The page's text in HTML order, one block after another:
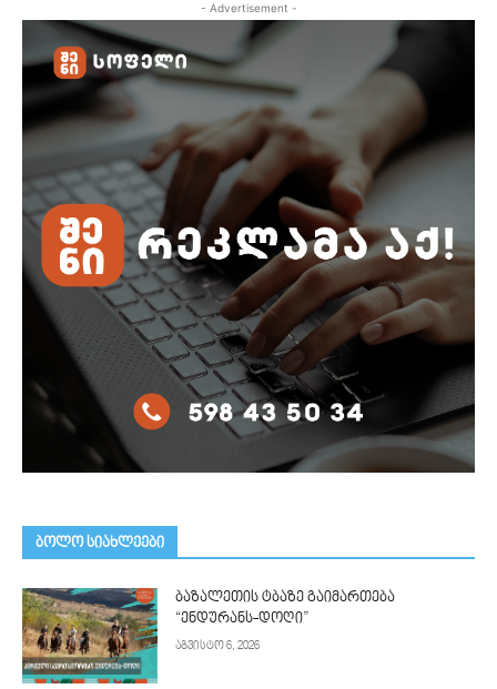
- Advertisement -
ᲑᲝᲚᲝ ᲡᲘᲐᲮᲚᲔᲔᲑᲘ
ბაზალეთის ტბაზე გაიმართება
“ენდურანს-დოღი”
აგვისტო 6, 2026